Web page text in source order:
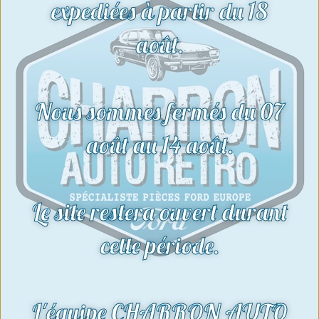
expediées à partir du 18
août.
Nous sommes fermés du 07
août au 14 août.
Le site restera ouvert durant
cette période.
L'équipe CHARRON AUTO